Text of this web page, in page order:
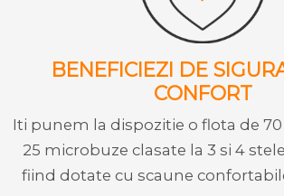
BENEFICIEZI DE
CONFORT
Iti punem la dispozitie o flota de
25 microbuze clasate la 3 si 4
fiind dotate cu scaune